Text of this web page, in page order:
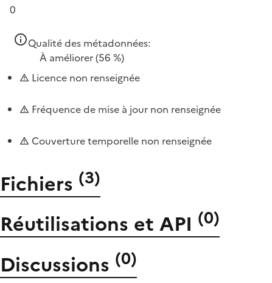
0
Qualité des métadonnées:
À améliorer(56 %)
Licence non renseignée
Fréquence de mise à jour non renseignée
Couverture temporelle non renseignée
Fichiers (3)
Réutilisations et API (0)
Discussions (0)